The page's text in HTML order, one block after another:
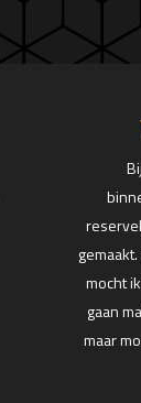
mocht
gaan
maar